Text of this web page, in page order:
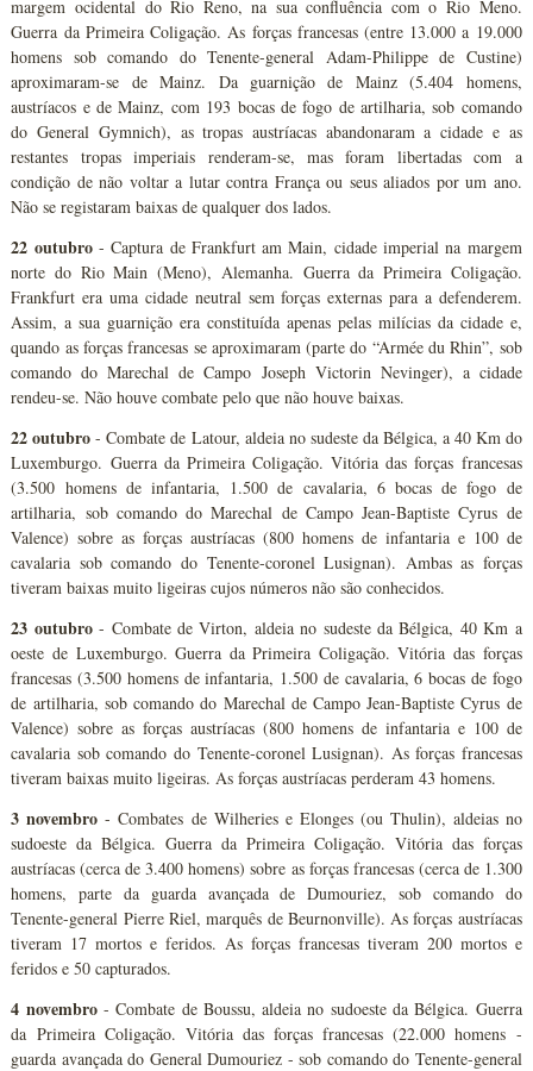
margem ocidental do Rio Reno, na sua confluência com o Rio Meno.
Guerra da Primeira Coligação. As forças francesas (entre 13.000 a 19.000
homens sob comando do Tenente-general Adam-Philippe de Custine)
aproximaram-se de Mainz. Da guarnição de Mainz (5.404 homens,
austríacos e de Mainz, com 193 bocas de fogo de artilharia, sob comando
do General Gymnich), as tropas austríacas abandonaram a cidade e as
restantes tropas imperiais renderam-se, mas foram libertadas com a
condição de não voltar a lutar contra França ou seus aliados por um ano.
Não se registaram baixas de qualquer dos lados.
22 outubro- Captura de Frankfurt am Main, cidade imperial na margem
norte do Rio Main (Meno), Alemanha. Guerra da Primeira Coligação.
Frankfurt era uma cidade neutral sem forças externas para a defenderem.
Assim, a sua guarnição era constituída apenas pelas milícias da cidade e,
quando as forças francesas se aproximaram (parte do “Armée du Rhin”, sob
comando do Marechal de Campo Joseph Victorin Nevinger), a cidade
rendeu-se. Não houve combate pelo que não houve baixas.
22 outubro - Combate de Latour, aldeia no sudeste da Bélgica, a 40 Km do
Luxemburgo. Guerra da Primeira Coligação. Vitória das forças francesas
(3.500 homens de infantaria, 1.500 de cavalaria, 6 bocas de fogo de
artilharia, sob comando do Marechal de Campo Jean-Baptiste Cyrus de
Valence) sobre as forças austríacas (800 homens de infantaria e 100 de
cavalaria sob comando do Tenente-coronel Lusignan). Ambas as forças
tiveram baixas muito ligeiras cujos números não são conhecidos.
23 outubro- Combate de Virton, aldeia no sudeste da Bélgica, 40 Km a
oeste de Luxemburgo. Guerra da Primeira Coligação. Vitória das forças
francesas (3.500 homens de infantaria, 1.500 de cavalaria, 6 bocas de fogo
de artilharia, sob comando do Marechal de Campo Jean-Baptiste Cyrus de
Valence) sobre as forças austríacas (800 homens de infantaria e 100 de
cavalaria sob comando do Tenente-coronel Lusignan). As forças francesas
tiveram baixas muito ligeiras. As forças austríacas perderam 43 homens.
3 novembro - Combates de Wilheries e Elonges (ou Thulin), aldeias no
sudoeste da Bélgica. Guerra da Primeira Coligação. Vitória das forças
austríacas (cerca de 3.400 homens) sobre as forças francesas (cerca de 1.300
homens, parte da guarda avançada de Dumouriez, sob comando do
Tenente-general Pierre Riel, marquês de Beurnonville). As forças austríacas
tiveram 17 mortos e feridos. As forças francesas tiveram 200 mortos e
feridos e 50 capturados.
4 novembro- Combate de Boussu, aldeia no sudoeste da Bélgica. Guerra
da Primeira Coligação. Vitória das forças francesas (22.000 homens -
guarda avançada do General Dumouriez - sob comando do Tenente-general